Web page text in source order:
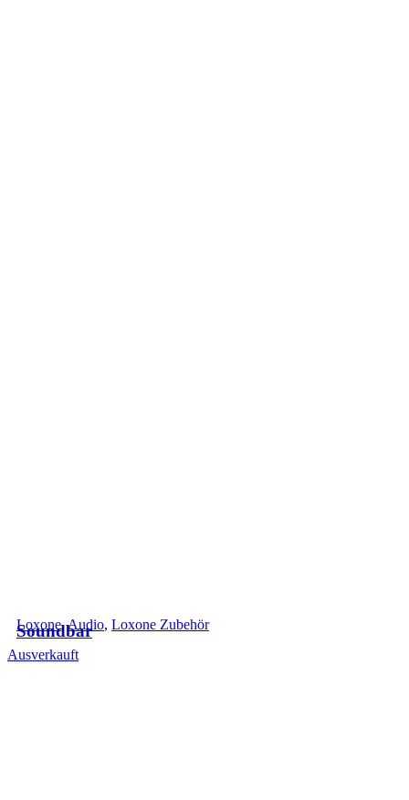
Soundbar
Loxone,Audio, Loxone Zubehör
Ausverkauft